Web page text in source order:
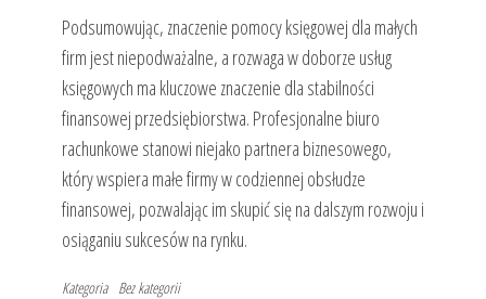
Podsumowując, znaczenie pomocy księgowej dla małych
firm jest niepodważalne, a rozwaga w doborze usług
księgowych ma kluczowe znaczenie dla stabilności
finansowej przedsiębiorstwa. Profesjonalne biuro
rachunkowe stanowi niejako partnera biznesowego,
który wspiera małe firmy w codziennej obsłudze
finansowej, pozwalając im skupić się na dalszym rozwoju i
osiąganiu sukcesów na rynku.
Kategoria Bez kategorii